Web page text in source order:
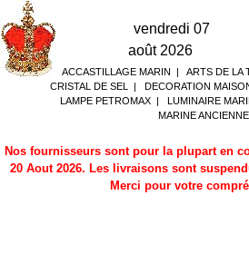
vendredi 07
août 2026
ACCASTILLAGE MARIN | ARTS DE LA
CRISTAL DE SEL
| DECORATION
LAMPE PETROMAX | LUMINAIRE
MARINE ANCIENNE
Nos fournisseurs sont pour la plupart en
20 Aout 2026. Les livraisons sont
Merci pour votre